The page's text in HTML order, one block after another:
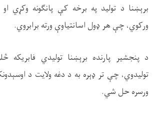
برېښنا د تولید په برخه کې پانګونه وکړي
ورکوي، چې هر ډول اسانتیاوې ورته برابروي.
د پنجشیر پارنده برېښنا تولیدي فابریکه
تولیدوي، چې تر ډېره به د دغه ولایت د
ورسره حل شي.